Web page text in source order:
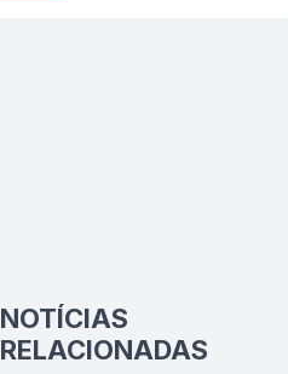
NOTÍCIAS
RELACIONADAS